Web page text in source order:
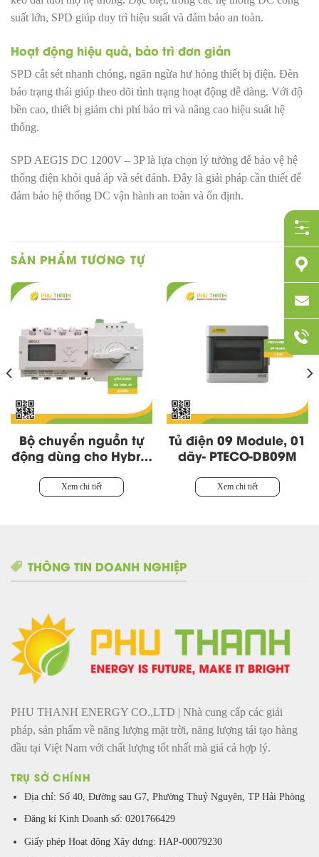
suất lớn, SPD giúp duy trì hiệu suất và đảm bảo an toàn.
Hoạt động hiệu quả, bảo trì đơn giản
SPD cắt sét nhanh chóng, ngăn ngừa hư hỏng thiết bị điện. Đèn
báo trạng thái giúp theo dõi tình trạng hoạt động dễ dàng. Với độ
bền cao, thiết bị giảm chi phí bảo trì và nâng cao hiệu suất hệ
thống.
SPD AEGIS DC 1200V – 3P là lựa chọn lý tưởng để bảo vệ hệ
thống điện khỏi quá áp và sét đánh. Đây là giải pháp cần thiết để
đảm bảo hệ thống DC vận hành an toàn và ổn định.
SẢN PHẨM TƯƠNG TỰ
Bộ chuyển nguồn tự
động dùng cho Hybrid
AEGIS – Rail
Xem chi tiết
Tủ điện 09 Module, 01
dãy- PTECO-DB09M
Xem chi tiết
THÔNG TIN DOANH NGHIỆP
PHU THANH ENERGY CO.,LTD | Nhà cung cấp các giải
pháp, sản phẩm về năng lượng mặt trời, năng lượng tái tạo hàng
đầu tại Việt Nam với chất lượng tốt nhất mà giá cả hợp lý.
TRỤ SỞ CHÍNH
Địa chỉ: Số 40, Đường sau G7, Phường Thuỷ Nguyên, TP Hải Phòng
Đăng kí Kinh Doanh số: 0201766429
Giấy phép Hoạt động Xây dựng: HAP-00079230